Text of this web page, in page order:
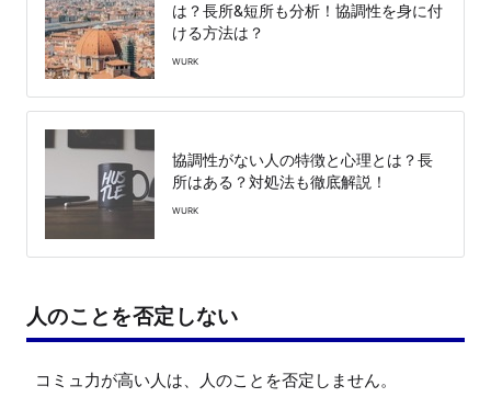
は？長所&短所も分析！協調性を身に付
ける方法は？
WURK
協調性がない人の特徴と心理とは？長
所はある？対処法も徹底解説！
WURK
人のことを否定しない
コミュ力が高い人は、人のことを否定しません。